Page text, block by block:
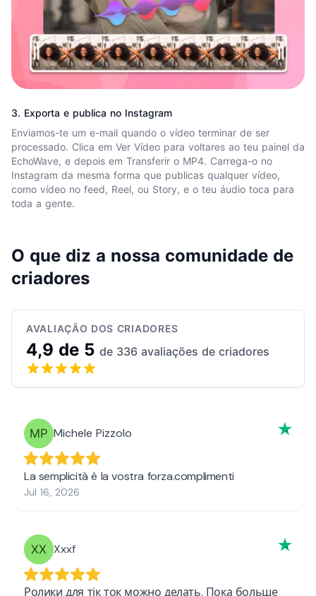
3. Exporta e publica no Instagram
Enviamos-te um e-mail quando o vídeo terminar de ser
processado. Clica em Ver Vídeo para voltares ao teu painel da
EchoWave, e depois em Transferir o MP4. Carrega-o no
Instagram da mesma forma que publicas qualquer vídeo,
como vídeo no feed, Reel, ou Story, e o teu áudio toca para
toda a gente.
O que diz a nossa comunidade de
criadores
AVALIAÇÃO DOS CRIADORES
4,9 de 5 de 336 avaliações de criadores